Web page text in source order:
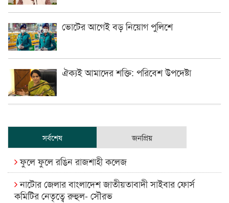
ভোটের আগেই বড় নিয়োগ পুলিশে
ঐক্যই আমাদের শক্তি: পরিবেশ উপদেষ্টা
সর্বশেষ জনপ্রিয়
ফুলে ফুলে রঙিন রাজশাহী কলেজ
নাটোর জেলার বাংলাদেশ জাতীয়তাবাদী সাইবার ফোর্স
কমিটির নেতৃত্বে রুহুল- সৌরভ